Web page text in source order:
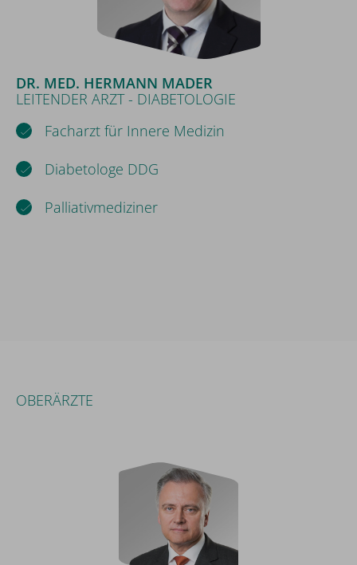
DR. MED. HERMANN MADER
LEITENDER ARZT - DIABETOLOGIE
Facharzt für Innere Medizin
Diabetologe DDG
Palliativmediziner
OBERÄRZTE